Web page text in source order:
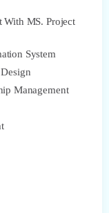
With MS. Project
System
Management